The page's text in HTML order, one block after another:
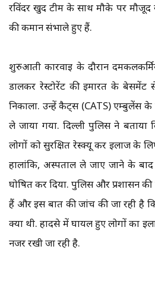
रविंदर खुद टीम के साथ मौके पर मौजूद
की कमान संभाले हुए हैं.
शुरुआती कार्रवाई के दौरान
डालकर रेस्टोरेंट की इमारत के बेसमेंट
निकाला. उन्हें कैट्स (CATS) एम्बुलेंस
ले जाया गया. दिल्ली पुलिस ने
लोगों को सुरक्षित रेस्क्यू कर इलाज के
हालांकि, अस्पताल ले जाए जाने के
घोषित कर दिया. पुलिस और प्रशासन
हैं और इस बात की जांच की जा रही
क्या थी. हादसे में घायल हुए लोगों का
नजर रखी जा रही है.